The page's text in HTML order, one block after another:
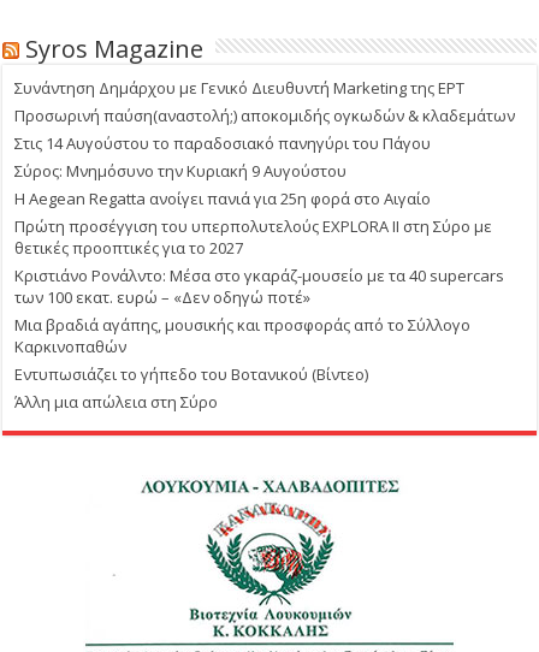
Syros Magazine
Συνάντηση Δημάρχου με Γενικό Διευθυντή Marketing της ΕΡΤ
Προσωρινή παύση(αναστολή;) αποκομιδής ογκωδών & κλαδεμάτων
Στις 14 Αυγούστου το παραδοσιακό πανηγύρι του Πάγου
Σύρος: Μνημόσυνο την Κυριακή 9 Αυγούστου
Η Aegean Regatta ανοίγει πανιά για 25η φορά στο Αιγαίο
Πρώτη προσέγγιση του υπερπολυτελούς EXPLORA II στη Σύρο με
θετικές προοπτικές για το 2027
Κριστιάνο Ρονάλντο: Μέσα στο γκαράζ-μουσείο με τα 40 supercars
των 100 εκατ. ευρώ – «Δεν οδηγώ ποτέ»
Μια βραδιά αγάπης, μουσικής και προσφοράς από το Σύλλογο
Καρκινοπαθών
Εντυπωσιάζει το γήπεδο του Βοτανικού (Βίντεο)
Άλλη μια απώλεια στη Σύρο